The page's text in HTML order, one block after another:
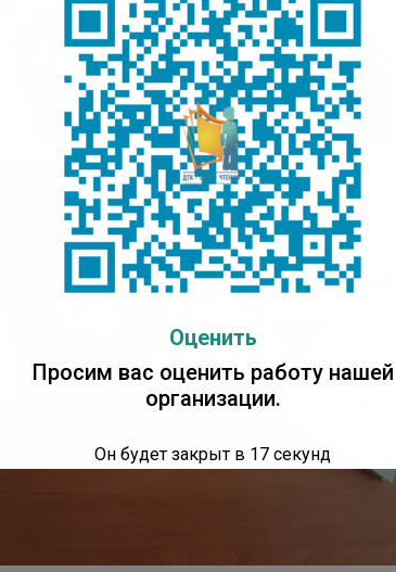
Оценить
Просим вас оценить работу нашей
организации.
Он будет закрыт в 16 секунд